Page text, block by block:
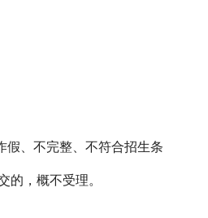
假、不完整、不符合招生条
的，概不受理。